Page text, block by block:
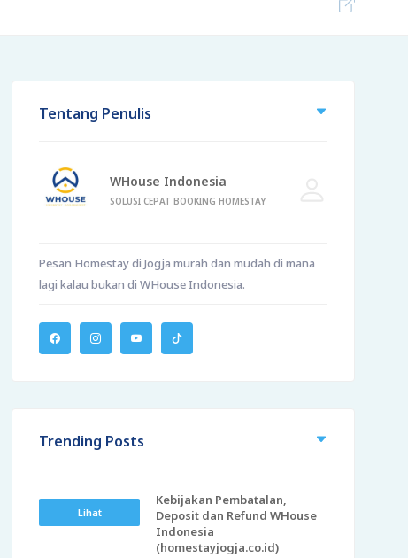
Tentang Penulis
WHouse Indonesia
SOLUSI CEPAT BOOKING HOMESTAY
Pesan Homestay di Jogja murah dan mudah di mana
lagi kalau bukan di WHouse Indonesia.
Trending Posts
Lihat
Kebijakan Pembatalan,
Deposit dan Refund WHouse
Indonesia
(homestayjogja.co.id)